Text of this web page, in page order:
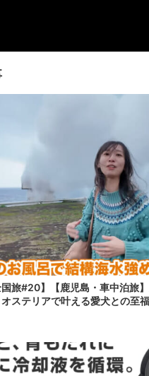
国旅#20】【鹿児島・車中泊旅
ステリアで叶える愛犬との至